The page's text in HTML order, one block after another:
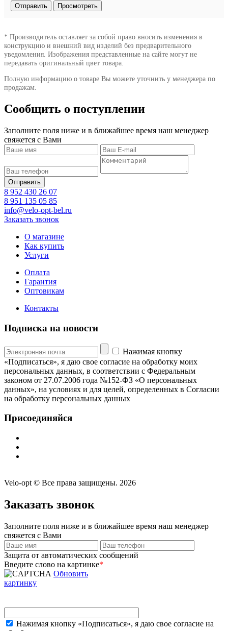
* Производитель оставляет за собой право вносить изменения в
конструкцию и внешний вид изделий без предварительного
уведомления. Изображения представленные на сайте могут не
передавать оригинальный цвет товара.
Полную информацию о товаре Вы можете уточнить у менеджера по
продажам.
Сообщить о поступлении
Заполните поля ниже и в ближайшее время наш менеджер
свяжется с Вами
8 952 430 26 07
8 951 135 05 85
info@velo-opt-bel.ru
Заказать звонок
О магазине
Как купить
Услуги
Оплата
Гарантия
Оптовикам
Контакты
Подписка на новости
Нажимая кнопку
«Подписаться», я даю свое согласие на обработку моих
персональных данных, в соответствии с Федеральным
законом от 27.07.2006 года №152-ФЗ «О персональных
данных», на условиях и для целей, определенных в Согласии
на обработку персональных данных
Присоединяйся
Velo-opt © Все права защищены. 2026
Заказать звонок
Заполните поля ниже и в ближайшее время наш менеджер
свяжется с Вами
Защита от автоматических сообщений
Введите слово на картинке*
Обновить
картинку
Нажимая кнопку «Подписаться», я даю свое согласие на